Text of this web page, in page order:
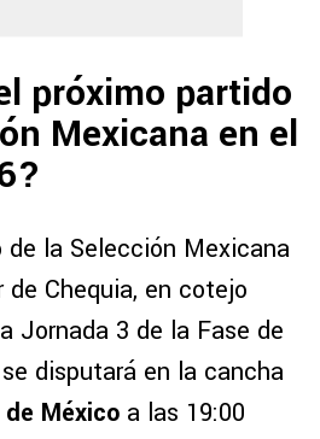
próximo partido
Mexicana en el
la Selección Mexicana
Chequia, en cotejo
Jornada 3 de la Fase de
disputará en la cancha
México a las 19:00